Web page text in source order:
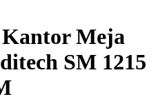
Meja
SM 1215